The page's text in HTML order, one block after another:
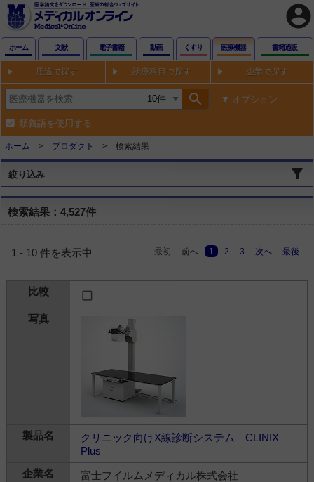
account_circle
ホーム 文献 電子書籍 動画 くすり 医療機器 書籍通販
用途で探す 診療科目で探す 企業で探す
search オプション
類義語を使用する
ホーム プロダクト 検索結果
絞り込み
検索結果：4,527件
1 - 10 件を表示中 最初 前へ 1 2 3 次へ 最後
クリニック向けX線診断システム CLINIX
Plus
富士フイルムメディカル株式会社